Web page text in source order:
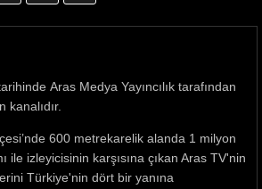
Aras Medya Yayıncılık tarafından
600 metrekarelik alanda 1 milyon
ile izleyicisinin karşısına çıkan Aras TV'nin
Türkiye'nin dört bir yanına